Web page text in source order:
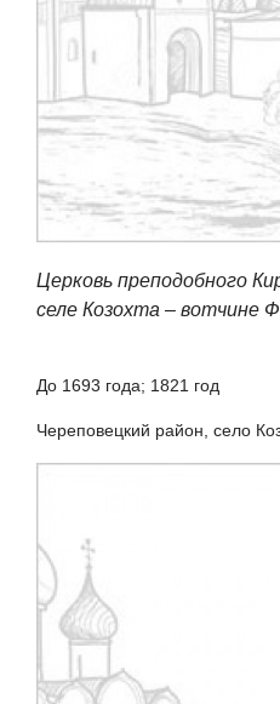
Церковь преподобного
селе Козохта – вотчине
До 1693 года; 1821 год
Череповецкий район, село